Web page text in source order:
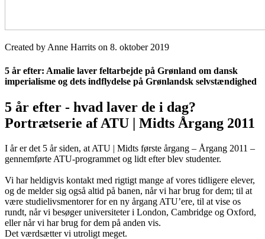
Created by Anne Harrits on 8. oktober 2019
5 år efter: Amalie laver feltarbejde på Grønland om dansk
imperialisme og dets indflydelse på Grønlandsk selvstændighed
5 år efter - hvad laver de i dag?
Portrætserie af ATU | Midts Årgang 2011
I år er det 5 år siden, at ATU | Midts første årgang – Årgang 2011 –
gennemførte ATU-programmet og lidt efter blev studenter.
Vi har heldigvis kontakt med rigtigt mange af vores tidligere elever,
og de melder sig også altid på banen, når vi har brug for dem; til at
være studielivsmentorer for en ny årgang ATU’ere, til at vise os
rundt, når vi besøger universiteter i London, Cambridge og Oxford,
eller når vi har brug for dem på anden vis.
Det værdsætter vi utroligt meget.